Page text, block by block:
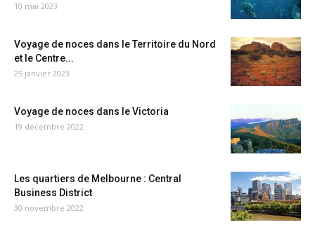
10 mai 2023
Voyage de noces dans le Territoire du Nord
et le Centre...
25 janvier 2023
Voyage de noces dans le Victoria
19 décembre 2022
Les quartiers de Melbourne : Central
Business District
30 novembre 2022